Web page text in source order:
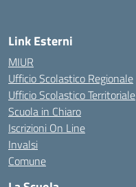
Link Esterni
MIUR
Ufficio Scolastico Regionale
Ufficio Scolastico Territoriale
Scuola in Chiaro
Iscrizioni On Line
Invalsi
Comune